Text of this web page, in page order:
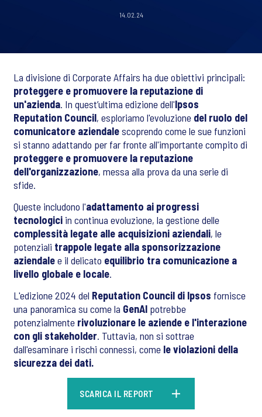
14.02.24
La divisione di Corporate Affairs ha due obiettivi principali:
proteggere e promuovere la reputazione di
un'azienda. In quest’ultima edizione dell'Ipsos
Reputation Council, esploriamo l'evoluzione del ruolo del
comunicatore aziendalescoprendo come le sue funzioni
si stanno adattando per far fronte all'importante compito di
proteggere e promuovere la reputazione
dell'organizzazione, messa alla prova da una serie di
sfide.
Queste includono l'adattamento ai progressi
tecnologici in continua evoluzione, la gestione delle
complessità legate alle acquisizioni aziendali, le
potenziali trappole legate alla sponsorizzazione
aziendalee il delicato equilibrio tra comunicazione a
livello globale e locale.
L'edizione 2024 del Reputation Council di Ipsos fornisce
una panoramica su come la GenAI potrebbe
potenzialmente rivoluzionare le aziende e l'interazione
con gli stakeholder. Tuttavia, non si sottrae
dall'esaminare i rischi connessi, come le violazioni della
sicurezza dei dati.
SCARICA IL REPORT